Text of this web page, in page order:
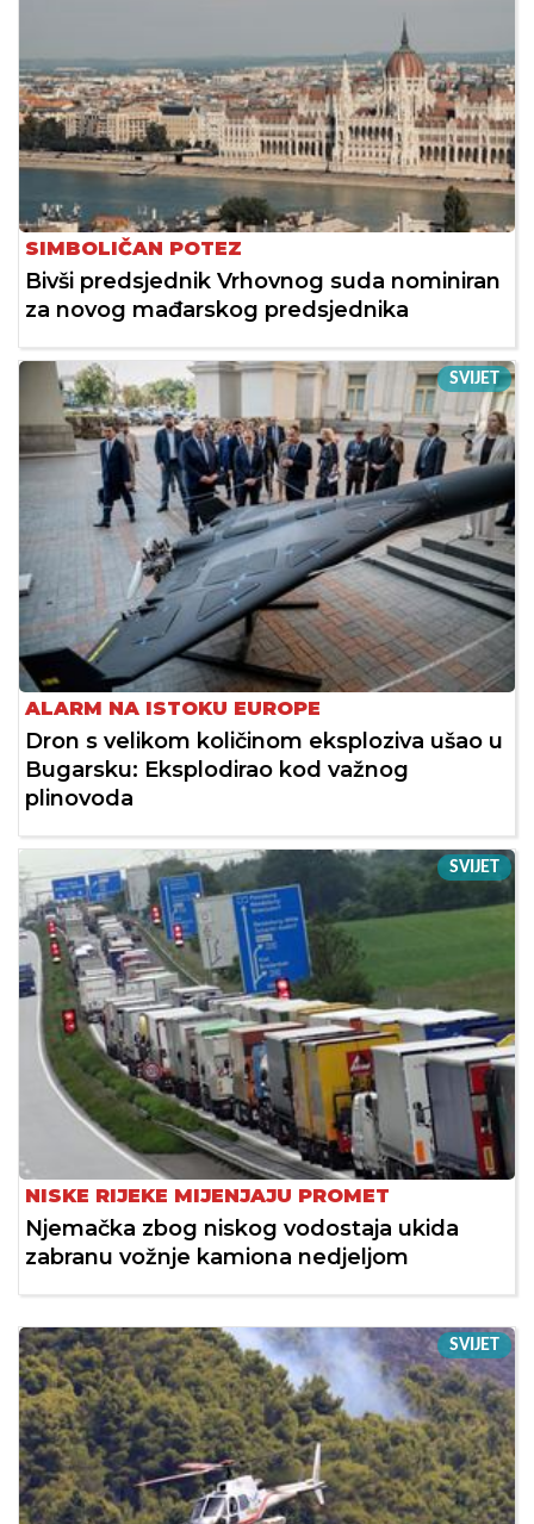
SIMBOLIČAN POTEZ
Bivši predsjednik Vrhovnog suda nominiran
za novog mađarskog predsjednika
SVIJET
ALARM NA ISTOKU EUROPE
Dron s velikom količinom eksploziva ušao u
Bugarsku: Eksplodirao kod važnog
plinovoda
SVIJET
NISKE RIJEKE MIJENJAJU PROMET
Njemačka zbog niskog vodostaja ukida
zabranu vožnje kamiona nedjeljom
SVIJET